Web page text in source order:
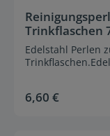
Trinkflaschen
Edelstahl Perlen
Regulärer Preis:
6,60 €